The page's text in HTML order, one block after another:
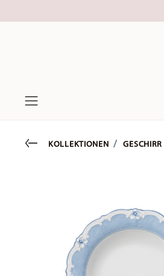
Go backKOLLEKTIONEN GESCHIRR